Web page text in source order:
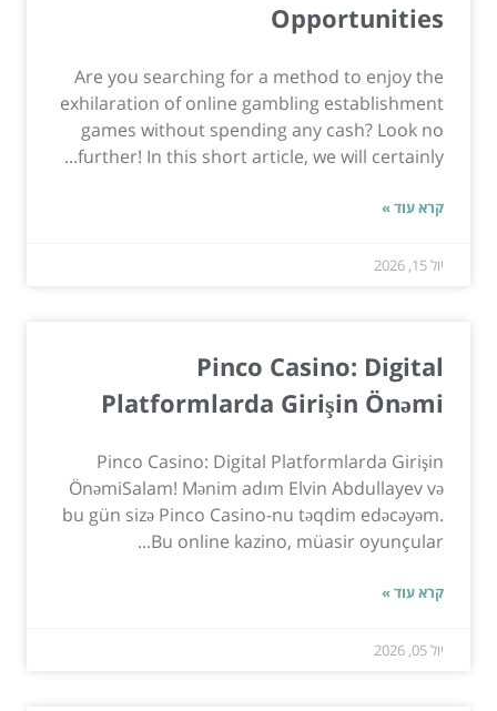
Opportunities
Are you searching for a method to enjoy the
exhilaration of online gambling establishment
games without spending any cash? Look no
further! In this short article, we will certainly...
קרא עוד »
יול 15, 2026
Pinco Casino: Digital
Platformlarda Girişin Önəmi
Pinco Casino: Digital Platformlarda Girişin
ÖnəmiSalam! Mənim adım Elvin Abdullayev və
bu gün sizə Pinco Casino-nu təqdim edəcəyəm.
Bu online kazino, müasir oyunçular...
קרא עוד »
יול 05, 2026